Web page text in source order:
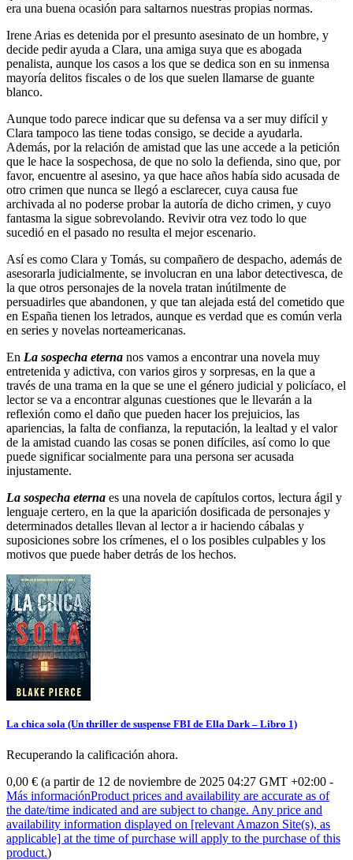
era una buena ocasión para saltarnos nuestras propias normas.
Irene Arias es detenida por el presunto asesinato de un hombre, y
decide pedir ayuda a Clara, una amiga suya que es abogada
penalista, aunque los casos a los que se dedica son en su inmensa
mayoría delitos fiscales o de los que suelen llamarse de guante
blanco.
Aunque todo parece indicar que su defensa va a ser muy difícil y
Clara tampoco las tiene todas consigo, se decide a ayudarla.
Además, por la relación de amistad que las une accede a la petición
que le hace la sospechosa, de que no solo la defienda, sino que, por
favor, encuentre al asesino, ya que hace años había sido acusada de
otro crimen que nunca se llegó a esclarecer, cuya causa fue
archivada al no poderse probar la autoría de dicho crimen, y cuyo
fantasma la sigue sobrevolando. Revivir otra vez todo lo que
sucedió en el pasado no resulta el mejor escenario.
Así es como Clara y Tomás, su compañero de despacho, además de
asesorarla judicialmente, se involucran en una labor detectivesca, de
la que otros personajes de la novela tratan inútilmente de
persuadirles que abandonen, y que tan alejada está del cometido que
en España tienen los letrados, aunque es verdad que es común verla
en series y novelas norteamericanas.
En La sospecha eterna nos vamos a encontrar una novela muy
entretenida y adictiva, con varios giros y sorpresas, en la que a
través de una trama en la que se une el género judicial y policíaco, el
lector se va a encontrar algunas cuestiones que le llevarán a la
reflexión como el daño que pueden hacer los prejuicios, las
apariencias, la falta de confianza, la reputación, la lealtad y el valor
de la amistad cuando las cosas se ponen difíciles, así como lo que
puede significar socialmente para una persona ser acusada
injustamente.
La sospecha eterna es una novela de capítulos cortos, lectura ágil y
lenguaje certero, en la que la aparición dosificada de personajes y
determinados detalles llevan al lector a ir haciendo cábalas y
suposiciones sobre los crímenes, el o los posibles culpables y los
motivos que puede haber detrás de los hechos.
La chica sola (Un thriller de suspense FBI de Ella Dark – Libro 1)
Recuperando la calificación ahora.
0,00 € (a partir de 12 de noviembre de 2025 04:27 GMT +02:00 -
Más informaciónProduct prices and availability are accurate as of
the date/time indicated and are subject to change. Any price and
availability information displayed on [relevant Amazon Site(s), as
applicable] at the time of purchase will apply to the purchase of this
product.)